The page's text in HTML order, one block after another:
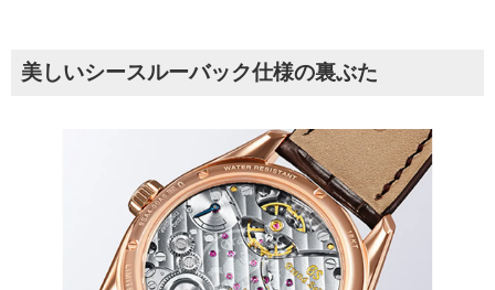
美しいシースルーバック仕様の裏ぶた